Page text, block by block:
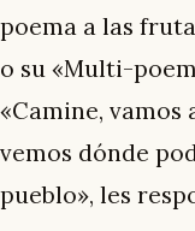
poema a las
o su «Multi-
«Camine, vamos
vemos dónde
pueblo», les